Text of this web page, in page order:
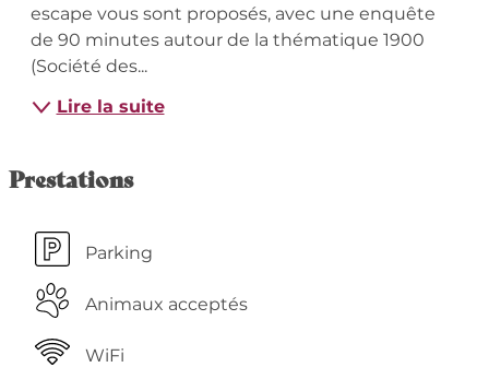
escape vous sont proposés, avec une enquête
de 90 minutes autour de la thématique 1900
(Société des...
Lire la suite
Prestations
Parking
Animaux acceptés
WiFi